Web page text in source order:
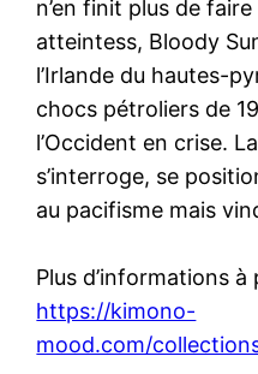
n’en finit plus de
atteintess, Bloody
l’Irlande du hautes-
chocs pétroliers de
l’Occident en crise.
s’interroge, se
au pacifisme mais
Plus d’informations à
https://kimono-
mood.com/